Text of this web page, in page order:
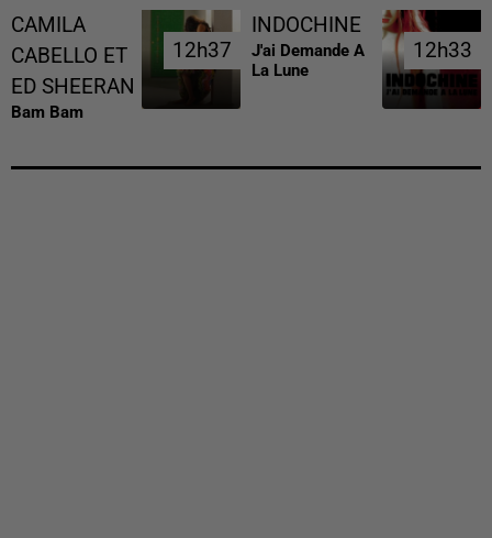
CAMILA
CABELLO ET
ED SHEERAN
Bam Bam
12h37
12h37
INDOCHINE
J'ai Demande A
La Lune
12h33
12h33